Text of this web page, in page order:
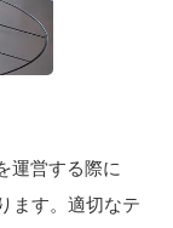
運営する際に
ます。適切なテ